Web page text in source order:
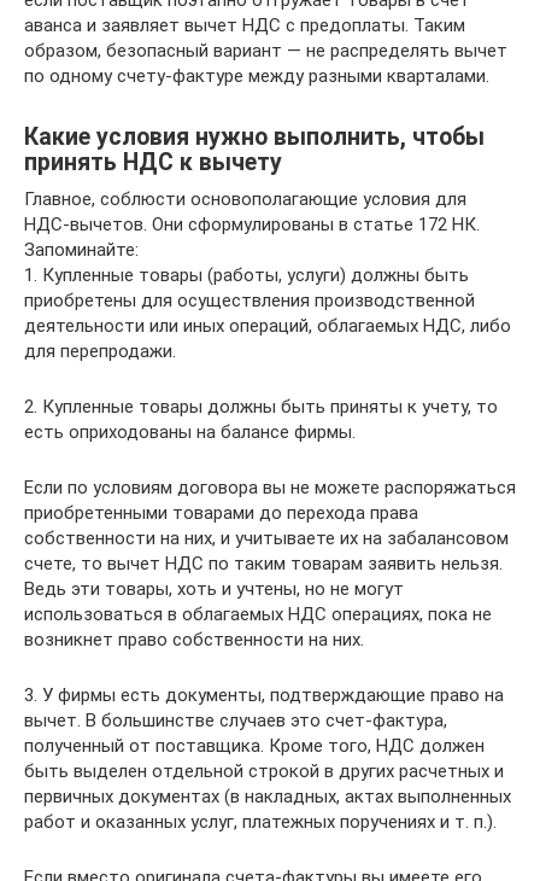
аванса и заявляет вычет НДС с предоплаты. Таким
образом, безопасный вариант — не распределять вычет
по одному счету-фактуре между разными кварталами.
Какие условия нужно выполнить, чтобы
принять НДС к вычету
Главное, соблюсти основополагающие условия для
НДС-вычетов. Они сформулированы в статье 172 НК.
Запоминайте:
1. Купленные товары (работы, услуги) должны быть
приобретены для осуществления производственной
деятельности или иных операций, облагаемых НДС, либо
для перепродажи.
2. Купленные товары должны быть приняты к учету, то
есть оприходованы на балансе фирмы.
Если по условиям договора вы не можете распоряжаться
приобретенными товарами до перехода права
собственности на них, и учитываете их на забалансовом
счете, то вычет НДС по таким товарам заявить нельзя.
Ведь эти товары, хоть и учтены, но не могут
использоваться в облагаемых НДС операциях, пока не
возникнет право собственности на них.
3. У фирмы есть документы, подтверждающие право на
вычет. В большинстве случаев это счет-фактура,
полученный от поставщика. Кроме того, НДС должен
быть выделен отдельной строкой в других расчетных и
первичных документах (в накладных, актах выполненных
работ и оказанных услуг, платежных поручениях и т. п.).